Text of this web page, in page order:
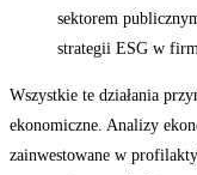
sektorem
strategii ESG w
Wszystkie te działania
ekonomiczne. Analizy
zainwestowane w